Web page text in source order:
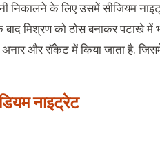
निकालने के लिए उसमें सीजियम
मिश्रण को ठोस बनाकर पटाखे में
अनार और रॉकेट में किया जाता है.
नाइट्रेट